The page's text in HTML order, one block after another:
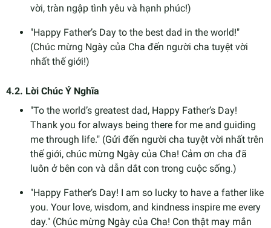
vời, tràn ngập tình yêu và hạnh phúc!)
"Happy Father’s Day to the best dad in the world!"
(Chúc mừng Ngày của Cha đến người cha tuyệt vời
nhất thế giới!)
4.2. Lời Chúc Ý Nghĩa
"To the world’s greatest dad, Happy Father’s Day!
Thank you for always being there for me and guiding
me through life." (Gửi đến người cha tuyệt vời nhất trên
thế giới, chúc mừng Ngày của Cha! Cảm ơn cha đã
luôn ở bên con và dẫn dắt con trong cuộc sống.)
"Happy Father’s Day! I am so lucky to have a father like
you. Your love, wisdom, and kindness inspire me every
day." (Chúc mừng Ngày của Cha! Con thật may mắn